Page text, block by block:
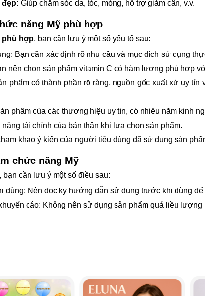
Giúp chăm sóc da, tóc, móng, hỗ trợ giảm cân, v.v.
năng Mỹ phù hợp
phù hợp, bạn cần lưu ý một số yếu tố sau:
Bạn cần xác định rõ nhu cầu và mục đích sử dụng
nên chọn sản phẩm vitamin C có hàm lượng phù hợp
phẩm có thành phần rõ ràng, nguồn gốc xuất xứ uy
phẩm của các thương hiệu uy tín, có nhiều năm kinh
tài chính của bản thân khi lựa chọn sản phẩm.
khảo ý kiến của người tiêu dùng đã sử dụng sản
chức năng Mỹ
, bạn cần lưu ý một số điều sau:
Nên đọc kỹ hướng dẫn sử dụng trước khi dùng
cáo: Không nên sử dụng sản phẩm quá liều lượng